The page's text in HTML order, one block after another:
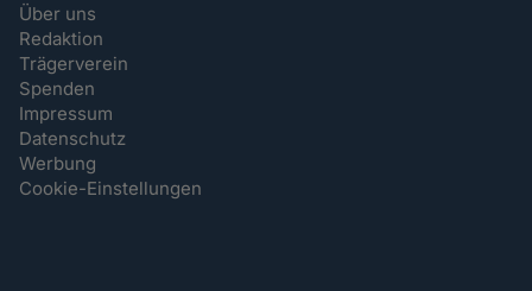
Über uns
Redaktion
Trägerverein
Spenden
Impressum
Datenschutz
Werbung
Cookie-Einstellungen